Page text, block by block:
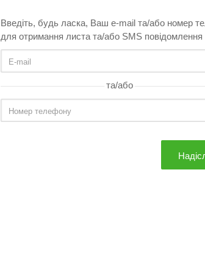
Введіть, будь ласка, Ваш e-mail та/або номер
для отримання листа та/або SMS повідомлення
та/або